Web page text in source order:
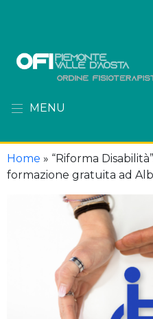
MENU
Home » “Riforma
formazione gratuita ad